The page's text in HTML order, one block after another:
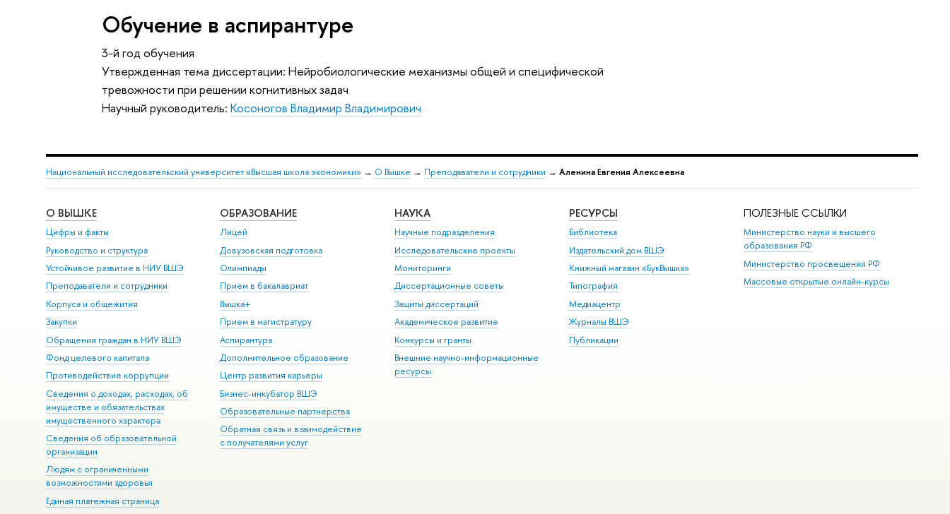
Обучение в аспирантуре
3-й год обучения
Утвержденная тема диссертации: Нейробиологические механизмы общей и специфической
тревожности при решении когнитивных задач
Научный руководитель:Косоногов Владимир Владимирович
Национальный исследовательский университет «Высшая школа экономики» → О Вышке → Преподаватели и сотрудники → Аленина Евгения Алексеевна
О ВЫШКЕ
Цифры и факты
Руководство и структура
Устойчивое развитие в НИУ ВШЭ
Преподаватели и сотрудники
Корпуса и общежития
Закупки
Обращения граждан в НИУ ВШЭ
Фонд целевого капитала
Противодействие коррупции
Сведения о доходах, расходах, об
имуществе и обязательствах
имущественного характера
Сведения об образовательной
организации
Людям с ограниченными
возможностями здоровья
Единая платежная страница
ОБРАЗОВАНИЕ
Лицей
Довузовская подготовка
Олимпиады
Прием в бакалавриат
Вышка+
Прием в магистратуру
Аспирантура
Дополнительное образование
Центр развития карьеры
Бизнес-инкубатор ВШЭ
Образовательные партнерства
Обратная связь и взаимодействие
с получателями услуг
НАУКА
Научные подразделения
Исследовательские проекты
Мониторинги
Диссертационные советы
Защиты диссертаций
Академическое развитие
Конкурсы и гранты
Внешние научно-информационные
ресурсы
РЕСУРСЫ
Библиотека
Издательский дом ВШЭ
Книжный магазин «БукВышка»
Типография
Медиацентр
Журналы ВШЭ
Публикации
ПОЛЕЗНЫЕ ССЫЛКИ
Министерство науки и высшего
образования РФ
Министерство просвещения РФ
Массовые открытые онлайн-курсы